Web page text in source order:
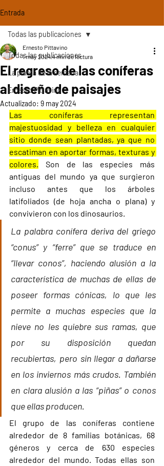
Entrada
Todas las publicaciones
La planta de la semana
Ernesto Pittavino
Todas las publicaciones
El regreso de las coníferas
al diseño de paisajes
Ernesto Pittavino
1 may 20244 min de lectura
Actualizado: 9 may 2024
Las coníferas representan
majestuosidad y belleza en cualquier
sitio donde sean plantadas, ya que no
escatiman en aportar formas, texturas y
colores. Son de las especies más
antiguas del mundo ya que surgieron
incluso antes que los árboles
latifoliados (de hoja ancha o plana) y
convivieron con los dinosaurios.
La palabra conífera deriva del griego
“conus” y “ferre” que se traduce en
“llevar conos”, haciendo alusión a la
característica de muchas de ellas de
poseer formas cónicas, lo que les
permite a muchas especies que la
nieve no les quiebre sus ramas, que
por su disposición quedan
recubiertas, pero sin llegar a dañarse
en los inviernos más crudos. También
en clara alusión a las “piñas” o conos
que ellas producen.
El grupo de las coníferas contiene
alrededor de 8 familias botánicas, 68
géneros y cerca de 630 especies
alrededor del mundo. Todas ellas son